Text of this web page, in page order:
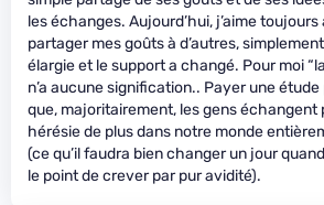
les échanges. Aujourd’hui, j’aime
partager mes goûts à d’autres, simplement
élargie et le support a changé. Pour moi
n’a aucune signification.. Payer une étude
que, majoritairement, les gens échangent
hérésie de plus dans notre monde
(ce qu’il faudra bien changer un jour
le point de crever par pur avidité).